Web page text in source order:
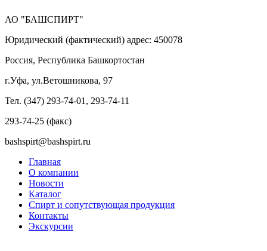
АО "БАШСПИРТ"
Юридический (фактический) адрес: 450078
Россия, Республика Башкортостан
г.Уфа, ул.Ветошникова, 97
Тел. (347) 293-74-01, 293-74-11
293-74-25 (факс)
bashspirt@bashspirt.ru
Главная
О компании
Новости
Каталог
Спирт и сопутствующая продукция
Контакты
Экскурсии